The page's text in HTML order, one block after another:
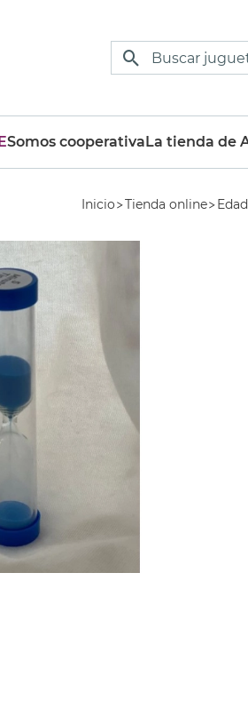
Somos cooperativaLa tienda de
Inicio Tienda online